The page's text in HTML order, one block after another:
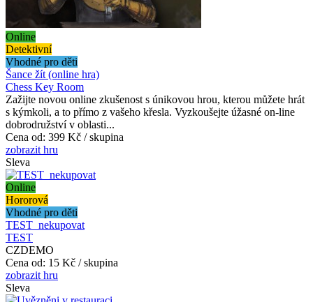
Online
Detektivní
Vhodné pro děti
Šance žít (online hra)
Chess Key Room
Zažijte novou online zkušenost s únikovou hrou, kterou můžete hrát
s kýmkoli, a to přímo z vašeho křesla. Vyzkoušejte úžasné on-line
dobrodružství v oblasti...
Cena od: 399 Kč / skupina
zobrazit hru
Sleva
Online
Hororová
Vhodné pro děti
TEST_nekupovat
TEST
CZDEMO
Cena od: 15 Kč / skupina
zobrazit hru
Sleva